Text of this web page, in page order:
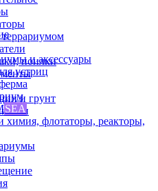
террариумом
поилки
и грунт
и аксессуары
устриц
SEA
флотаторы, реакторы,